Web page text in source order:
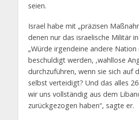
seien.
Israel habe mit „präzisen
denen nur das israelische Militär
„Würde irgendeine andere Nation
beschuldigt werden, ‚wahllose
durchzuführen, wenn sie sich auf
selbst verteidigt? Und das alles
wir uns vollständig aus dem
zurückgezogen haben“, sagte er.